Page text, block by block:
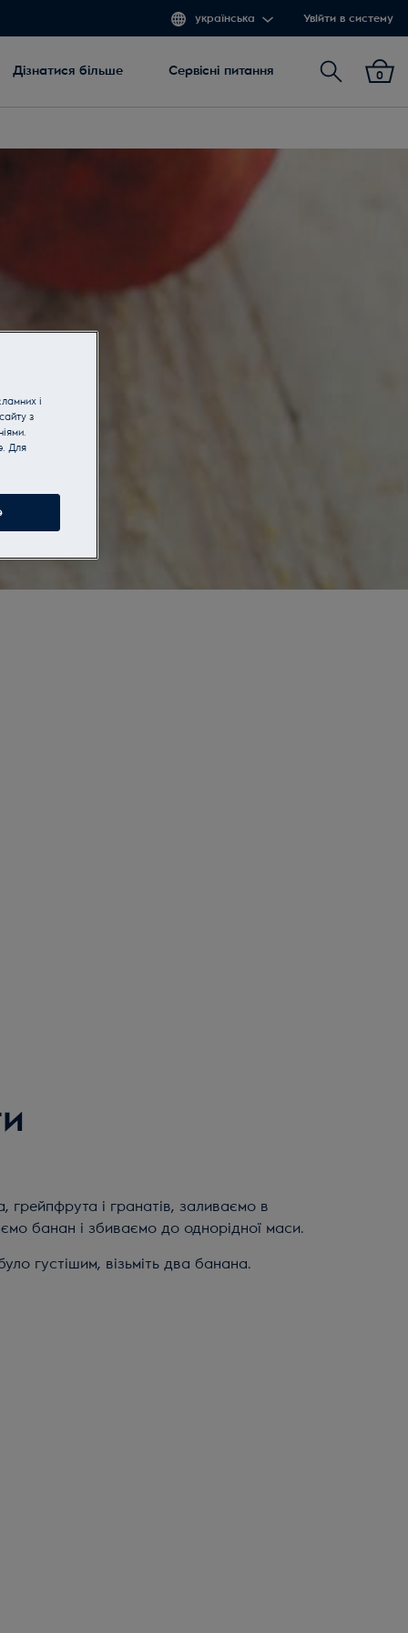
українська Увійти в систему
Дізнатися більше Сервісні питання Пошук
0
грейпфрута і гранатів, заливаємо в
банан і збиваємо до однорідної маси.
густішим, візьміть два банана.
і
з
Для